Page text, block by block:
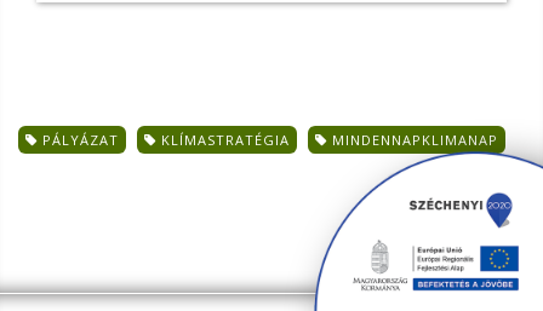
PÁLYÁZAT KLÍMASTRATÉGIA MINDENNAPKLIMANAP